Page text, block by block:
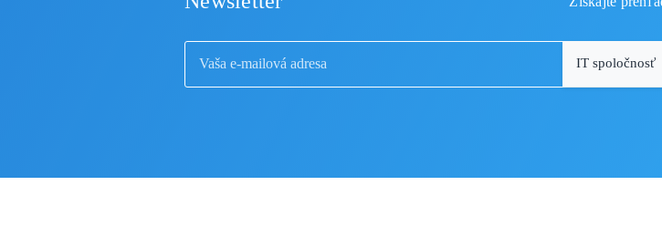
IT spoločnosť